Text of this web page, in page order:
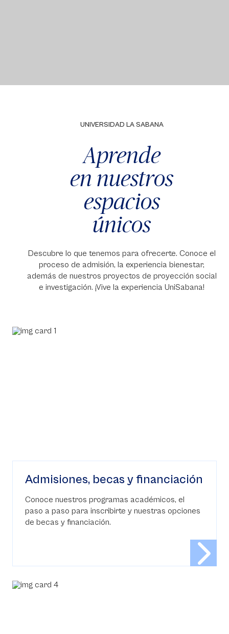
UNIVERSIDAD LA SABANA
Aprende
en nuestros
espacios
únicos
Descubre lo que tenemos para ofrecerte. Conoce el
proceso de admisión, la experiencia bienestar,
además de nuestros proyectos de proyección social
e investigación. ¡Vive la experiencia UniSabana!
Admisiones, becas y financiación
Conoce nuestros programas académicos, el
paso a paso para inscribirte y nuestras opciones
de becas y financiación.